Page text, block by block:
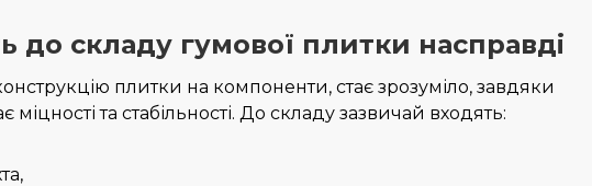
до складу гумової плитки насправді
плитки на компоненти, стає зрозуміло, завдяки
міцності та стабільності. До складу зазвичай входять: